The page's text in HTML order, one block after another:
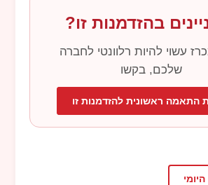
בהזדמנות זו?
עשוי להיות רלוונטי לחברה
שלכם, בקשו
התאמה ראשונית להזדמנות זו